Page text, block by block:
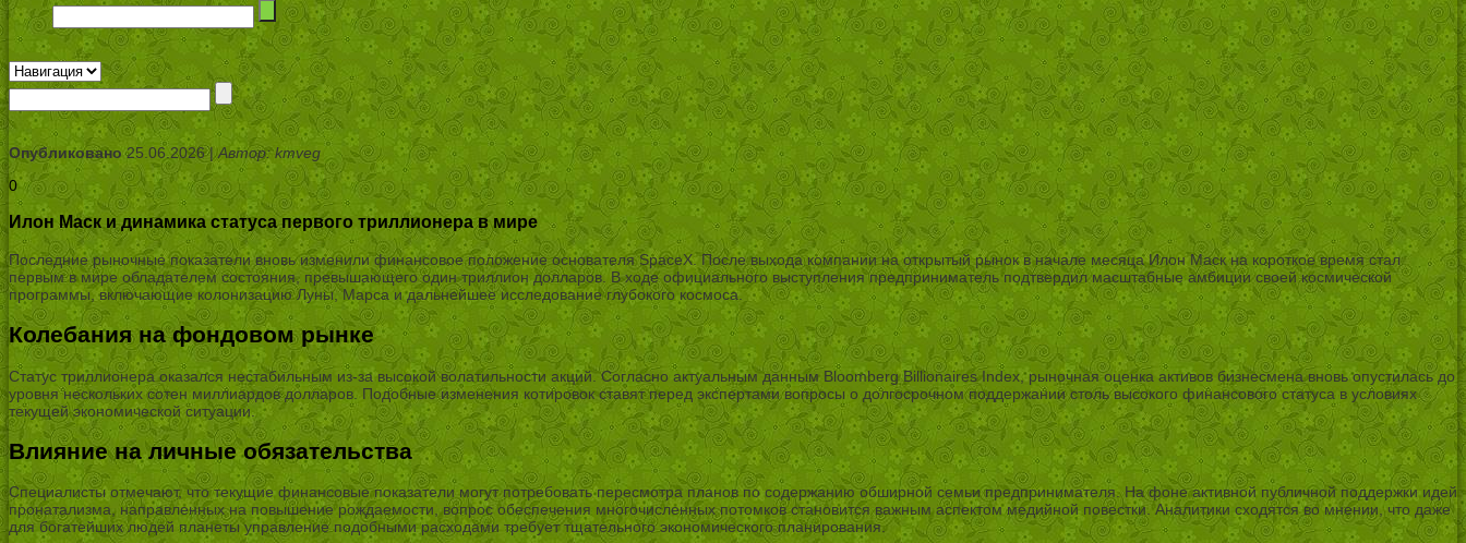
Опубликовано25.06.2026 |Автор: kmveg
0
Илон Маск и динамика статуса первого триллионера в мире
Последние рыночные показатели вновь изменили финансовое положение основателя SpaceX. После выхода компании на открытый рынок в начале месяца Илон Маск на короткое время стал
первым в мире обладателем состояния, превышающего один триллион долларов. В ходе официального выступления предприниматель подтвердил масштабные амбиции своей космической
программы, включающие колонизацию Луны, Марса и дальнейшее исследование глубокого космоса.
Колебания на фондовом рынке
Статус триллионера оказался нестабильным из-за высокой волатильности акций. Согласно актуальным данным Bloomberg Billionaires Index, рыночная оценка активов бизнесмена вновь опустилась до
уровня нескольких сотен миллиардов долларов. Подобные изменения котировок ставят перед экспертами вопросы о долгосрочном поддержании столь высокого финансового статуса в условиях
текущей экономической ситуации.
Влияние на личные обязательства
Специалисты отмечают, что текущие финансовые показатели могут потребовать пересмотра планов по содержанию обширной семьи предпринимателя. На фоне активной публичной поддержки идей
пронатализма, направленных на повышение рождаемости, вопрос обеспечения многочисленных потомков становится важным аспектом медийной повестки. Аналитики сходятся во мнении, что даже
для богатейших людей планеты управление подобными расходами требует тщательного экономического планирования.